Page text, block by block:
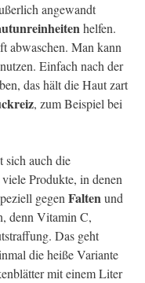
angewandt
helfen.
abwaschen. Man kann
Einfach nach der
das hält die Haut zart
, zum Beispiel bei
sich auch die
Produkte, in denen
gegen Faltenund
denn Vitamin C,
Das geht
die heiße Variante
mit einem Liter